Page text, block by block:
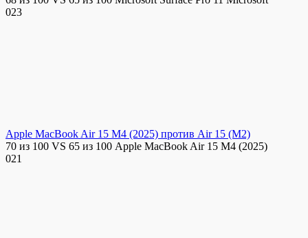
023
Apple MacBook Air 15 M4 (2025) против Air 15 (M2)
70 из 100 VS 65 из 100 Apple MacBook Air 15 M4 (2025)
021